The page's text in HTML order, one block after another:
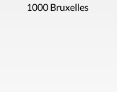
1000 Bruxelles